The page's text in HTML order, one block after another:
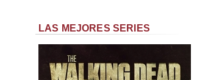
LAS MEJORES SERIES